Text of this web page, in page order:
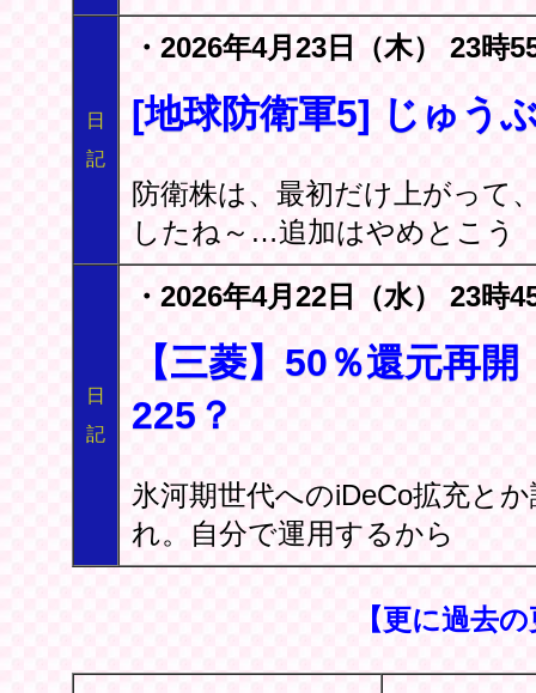
日
記
・2026年4月23日（木） 23時
[地球防衛軍5] じゅう
防衛株は、最初だけ上がって
したね～…追加はやめとこう
日
記
・2026年4月22日（水） 23時
【三菱】50％還元再
225？
氷河期世代へのiDeCo拡充と
れ。自分で運用するから
【更に過去